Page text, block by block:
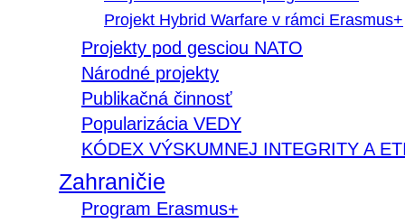
Projekt Hybrid Warfare v rámci Erasmus+
Projekty pod gesciou NATO
Národné projekty
Publikačná činnosť
Popularizácia VEDY
KÓDEX VÝSKUMNEJ INTEGRITY A
Zahraničie
Program Erasmus+